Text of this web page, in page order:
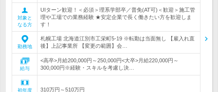
対象と
なる方
UIターン歓迎！＜必須＞理系学部卒／普免(AT可)＜歓迎＞施工管
理や工場での業務経験 ★安定企業で長く働きたい方を歓迎しま
す！
勤務地
札幌工場 北海道江別市工栄町5‐19 ※転勤は当面無し 【雇入れ直
後】上記事業所 【変更の範囲】会…
給与
<高卒>月給200,000円～250,000円<大卒>月給220,000円～
300,000円※経験・スキルを考慮し決…
初年度
310万円～510万円